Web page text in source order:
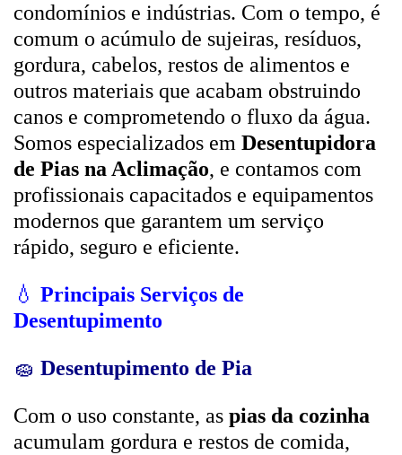
condomínios e indústrias. Com o tempo, é
comum o acúmulo de sujeiras, resíduos,
gordura, cabelos, restos de alimentos e
outros materiais que acabam obstruindo
canos e comprometendo o fluxo da água.
Somos especializados em Desentupidora
de Pias na Aclimação, e contamos com
profissionais capacitados e equipamentos
modernos que garantem um serviço
rápido, seguro e eficiente.
💧 Principais Serviços de
Desentupimento
🧽 Desentupimento de Pia
Com o uso constante, as pias da cozinha
acumulam gordura e restos de comida,